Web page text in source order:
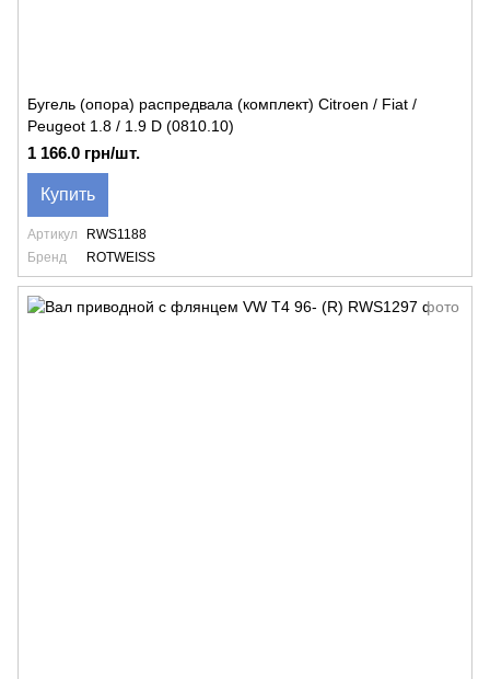
Бугель (опора) распредвала (комплект) Citroen / Fiat /
Peugeot 1.8 / 1.9 D (0810.10)
1 166.0 грн/шт.
Купить
Артикул
RWS1188
Бренд
ROTWEISS